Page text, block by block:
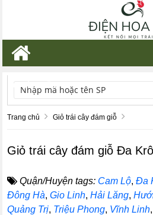
TÌM KIẾM
Trang chủ Giỏ trái cây đám giỗ
Giỏ trái cây đám giỗ Đa
Quận/Huyện tags: Cam Lộ,Đa
Đông Hà,Gio Linh,Hải Lăng,
Quảng Trị, Triệu Phong, Vĩnh Linh,